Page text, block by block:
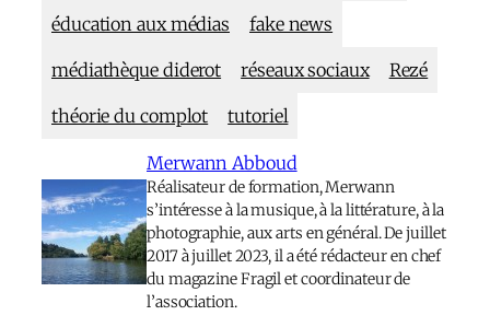
éducation aux médias fake news
médiathèque diderot réseaux sociaux Rezé
théorie du complot tutoriel
Merwann Abboud
Réalisateur de formation, Merwann
s’intéresse à la musique, à la littérature, à la
photographie, aux arts en général. De juillet
2017 à juillet 2023, il a été rédacteur en chef
du magazine Fragil et coordinateur de
l’association.